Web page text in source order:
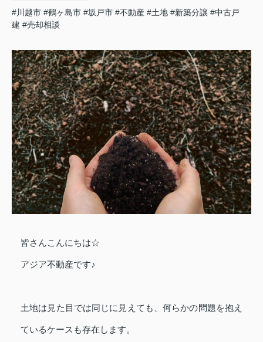
#川越市 #鶴ヶ島市 #坂戸市 #不動産 #土地 #新築分譲 #中古戸
建 #売却相談
皆さんこんにちは☆
アジア不動産です♪
土地は見た目では同じに見えても、何らかの問題を抱え
ているケースも存在します。